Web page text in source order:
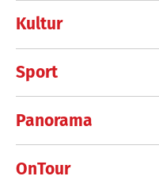
Kultur
Sport
Panorama
OnTour